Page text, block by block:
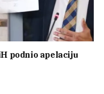
podnio apelaciju